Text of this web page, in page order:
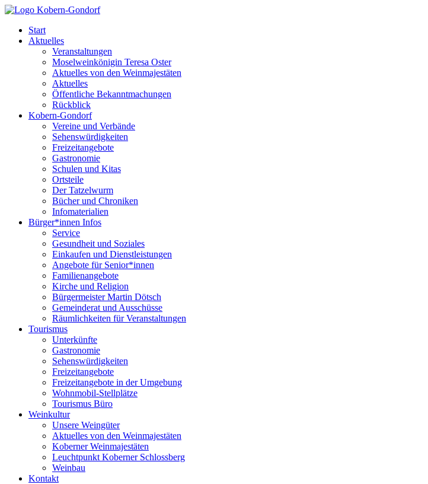
Start
Aktuelles
Veranstaltungen
Moselweinkönigin Teresa Oster
Aktuelles von den Weinmajestäten
Aktuelles
Öffentliche Bekanntmachungen
Rückblick
Kobern-Gondorf
Vereine und Verbände
Sehenswürdigkeiten
Freizeitangebote
Gastronomie
Schulen und Kitas
Ortsteile
Der Tatzelwurm
Bücher und Chroniken
Infomaterialien
Bürger*innen Infos
Service
Gesundheit und Soziales
Einkaufen und Dienstleistungen
Angebote für Senior*innen
Familienangebote
Kirche und Religion
Bürgermeister Martin Dötsch
Gemeinderat und Ausschüsse
Räumlichkeiten für Veranstaltungen
Tourismus
Unterkünfte
Gastronomie
Sehenswürdigkeiten
Freizeitangebote
Freizeitangebote in der Umgebung
Wohnmobil-Stellplätze
Tourismus Büro
Weinkultur
Unsere Weingüter
Aktuelles von den Weinmajestäten
Koberner Weinmajestäten
Leuchtpunkt Koberner Schlossberg
Weinbau
Kontakt